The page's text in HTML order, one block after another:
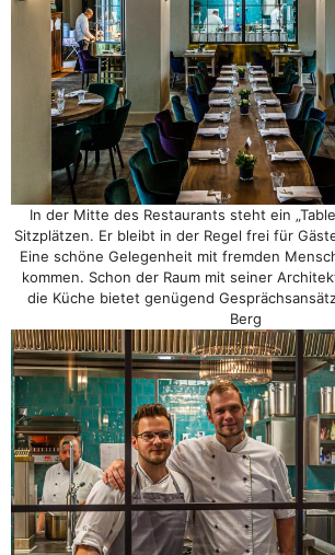
In der Mitte des Restaurants steht ein
Sitzplätzen. Er bleibt in der Regel frei für
Eine schöne Gelegenheit mit fremden
kommen. Schon der Raum mit seiner
die Küche bietet genügend
Berg